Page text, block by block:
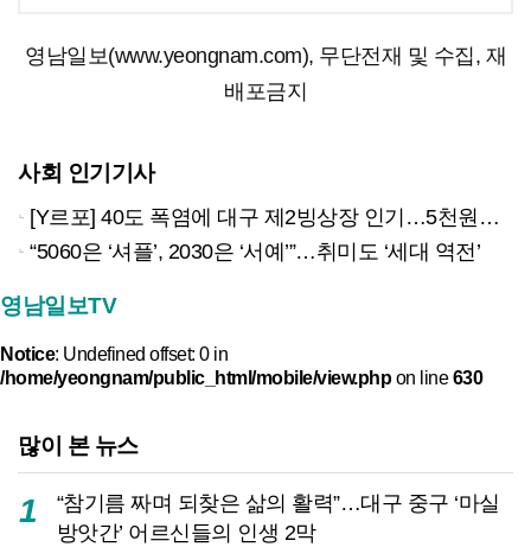
영남일보(www.yeongnam.com), 무단전재 및 수집, 재
배포금지
사회 인기기사
[Y르포] 40도 폭염에 대구 제2빙상장 인기…5천원으로 즐기는 ‘피서’
“5060은 ‘셔플’, 2030은 ‘서예’”…취미도 ‘세대 역전’
영남일보TV
Notice: Undefined offset: 0 in
/home/yeongnam/public_html/mobile/view.phpon line630
많이 본 뉴스
1
“참기름 짜며 되찾은 삶의 활력”…대구 중구 ‘마실
방앗간’ 어르신들의 인생 2막